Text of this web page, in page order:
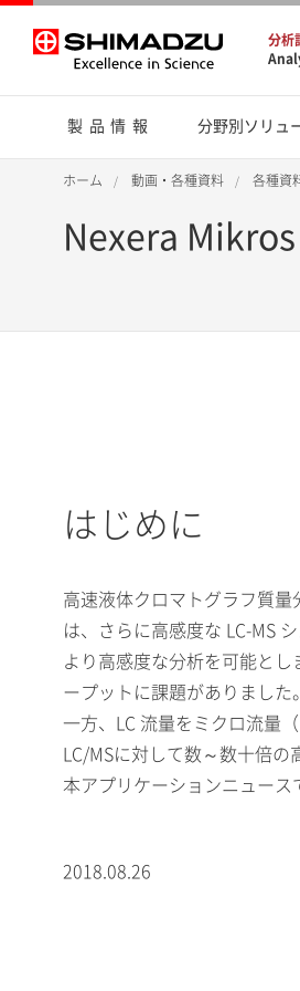
分析
製品情報 分野別ソリュ
ホーム 動画・各種資料 各種資
Nexera
はじめに
高速液体クロマトグラフ質
は、さらに高感度な LC-MS
より高感度な分析を可能と
ープットに課題がありました。
一方、LC 流量をミクロ流量
LC/MSに対して数～数十倍
本アプリケーションニュース
2018.08.26